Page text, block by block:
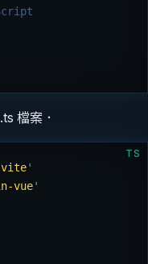
檔案．
TS
vite'
vue'